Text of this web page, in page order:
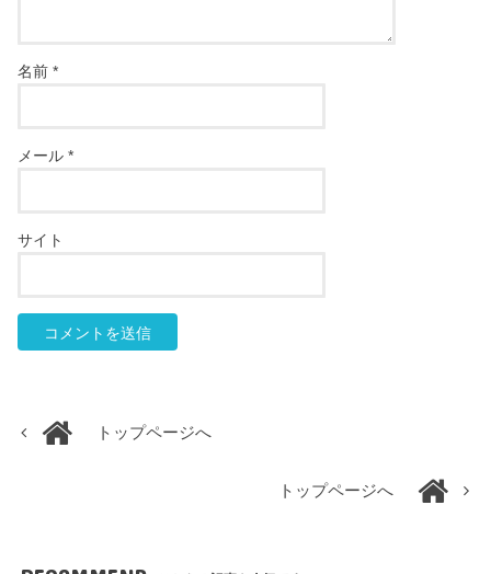
名前*
メール*
サイト
トップページへ
トップページへ